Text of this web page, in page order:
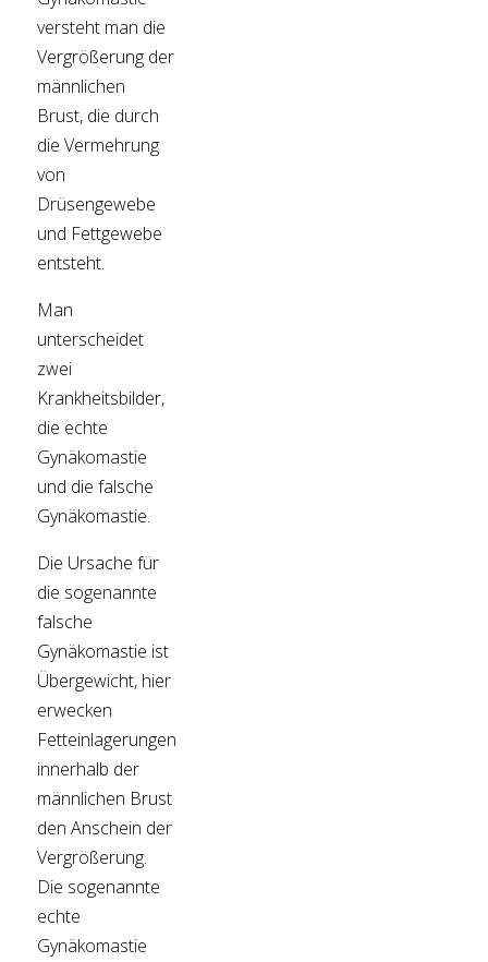
versteht man die
Vergrößerung der
männlichen
Brust, die durch
die Vermehrung
von
Drüsengewebe
und Fettgewebe
entsteht.
Man
unterscheidet
zwei
Krankheitsbilder,
die echte
Gynäkomastie
und die falsche
Gynäkomastie.
Die Ursache für
die sogenannte
falsche
Gynäkomastie ist
Übergewicht, hier
erwecken
Fetteinlagerungen
innerhalb der
männlichen Brust
den Anschein der
Vergrößerung.
Die sogenannte
echte
Gynäkomastie